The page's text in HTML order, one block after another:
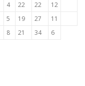
4 22 22
12
5 19 27
11
8 21 34 6